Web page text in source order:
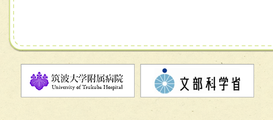
チーム07【病院職員に対する院内感染対策教育チーム】
チーム08【地域関係機関と連携した小児リハビリテーショ
チーム】
チーム09【術前から始める周術期リハビリテーションチー